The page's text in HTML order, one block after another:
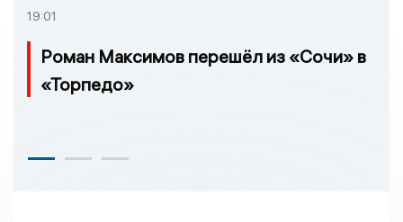
19:01
Роман Максимов перешёл из «Сочи» в
«Торпедо»